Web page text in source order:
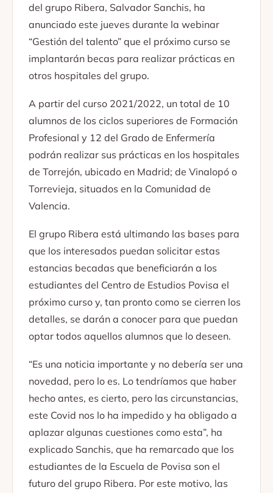
del grupo Ribera, Salvador Sanchis, ha
anunciado este jueves durante la webinar
“Gestión del talento” que el próximo curso se
implantarán becas para realizar prácticas en
otros hospitales del grupo.
A partir del curso 2021/2022, un total de 10
alumnos de los ciclos superiores de Formación
Profesional y 12 del Grado de Enfermería
podrán realizar sus prácticas en los hospitales
de Torrejón, ubicado en Madrid; de Vinalopó o
Torrevieja, situados en la Comunidad de
Valencia.
El grupo Ribera está ultimando las bases para
que los interesados puedan solicitar estas
estancias becadas que beneficiarán a los
estudiantes del Centro de Estudios Povisa el
próximo curso y, tan pronto como se cierren los
detalles, se darán a conocer para que puedan
optar todos aquellos alumnos que lo deseen.
“Es una noticia importante y no debería ser una
novedad, pero lo es. Lo tendríamos que haber
hecho antes, es cierto, pero las circunstancias,
este Covid nos lo ha impedido y ha obligado a
aplazar algunas cuestiones como esta”, ha
explicado Sanchis, que ha remarcado que los
estudiantes de la Escuela de Povisa son el
futuro del grupo Ribera. Por este motivo, las